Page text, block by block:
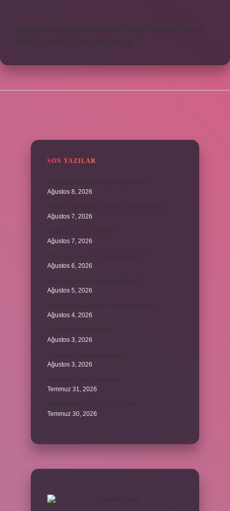
https://www.teomanforum.com
https://vavyapi.com.tr
https://parkhayat.com.tr Sitemap
SON YAZILAR
Ağustos 8, 2026
Ağustos 7, 2026
Ağustos 7, 2026
Ağustos 6, 2026
Ağustos 5, 2026
Ağustos 4, 2026
Ağustos 3, 2026
Ağustos 3, 2026
Temmuz 31, 2026
Temmuz 30, 2026